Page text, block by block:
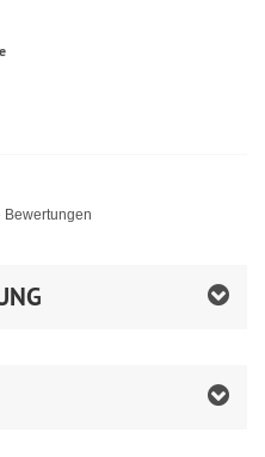
Bewertungen